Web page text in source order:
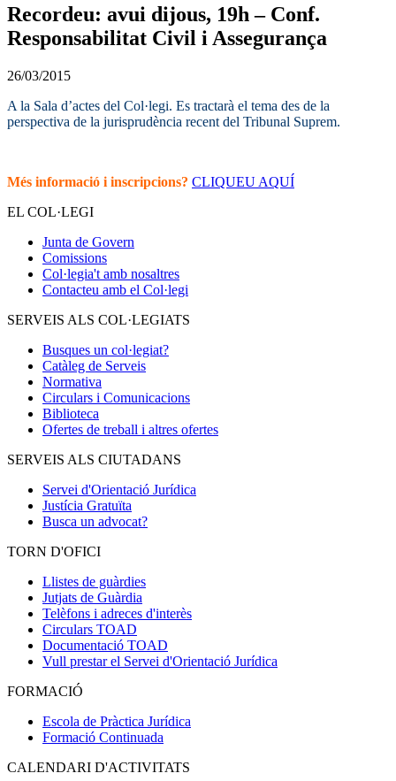
Recordeu: avui dijous, 19h – Conf.
Responsabilitat Civil i Assegurança
26/03/2015
A la Sala d’actes del Col·legi. Es tractarà el tema des de la
perspectiva de la jurisprudència recent del Tribunal Suprem.
Més informació i inscripcions? CLIQUEU AQUÍ
EL COL·LEGI
Junta de Govern
Comissions
Col·legia't amb nosaltres
Contacteu amb el Col·legi
SERVEIS ALS COL·LEGIATS
Busques un col·legiat?
Catàleg de Serveis
Normativa
Circulars i Comunicacions
Biblioteca
Ofertes de treball i altres ofertes
SERVEIS ALS CIUTADANS
Servei d'Orientació Jurídica
Justícia Gratuïta
Busca un advocat?
TORN D'OFICI
Llistes de guàrdies
Jutjats de Guàrdia
Telèfons i adreces d'interès
Circulars TOAD
Documentació TOAD
Vull prestar el Servei d'Orientació Jurídica
FORMACIÓ
Escola de Pràctica Jurídica
Formació Continuada
CALENDARI D'ACTIVITATS